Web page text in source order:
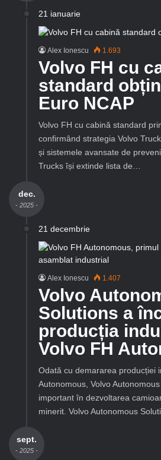
21 ianuarie
Alex Ionescu 1.693
Volvo FH cu
standard
Euro NCAP
Volvo FH cu cabină standard
confirmând strategia Volvo
și sistemele avansate de
Trucks își extinde lista de…
dec.
- 2025 -
21 decembrie
Alex Ionescu 1.407
Volvo
Solutions a
producția
Volvo FH
Odată cu demararea producției
Autonomous, Volvo
important în dezvoltarea
minerit. Volvo Autonomous
sept.
- 2025 -